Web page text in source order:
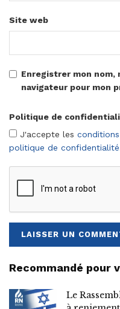
Site web
Enregistrer mon nom,
navigateur pour mon
Politique de
J'accepte les
politique de confidentialité
Recommandé pour
Le